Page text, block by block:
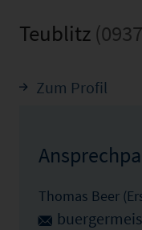
Teublitz
Zum Profil
Thomas Beer